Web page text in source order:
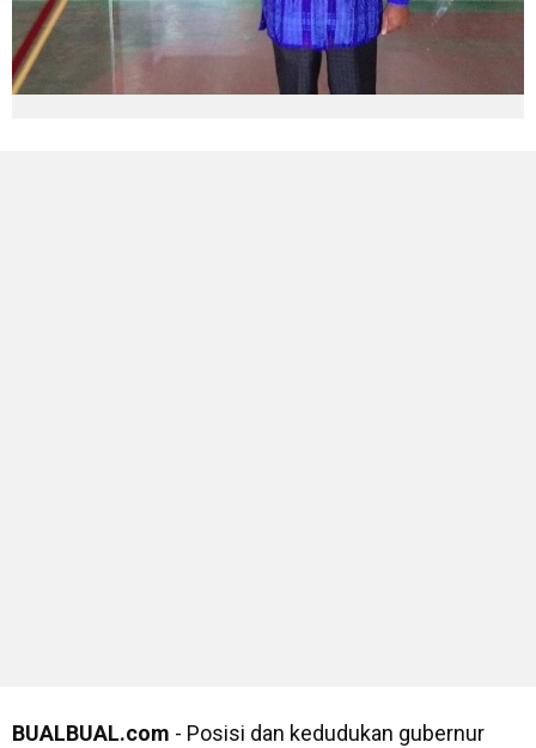
BUALBUAL.com - Posisi dan kedudukan gubernur